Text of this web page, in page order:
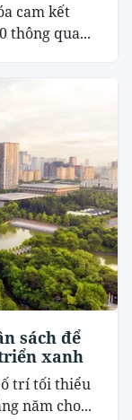
cam kết
thông qua...
sách để
xanh
trí tối thiểu
năm cho...